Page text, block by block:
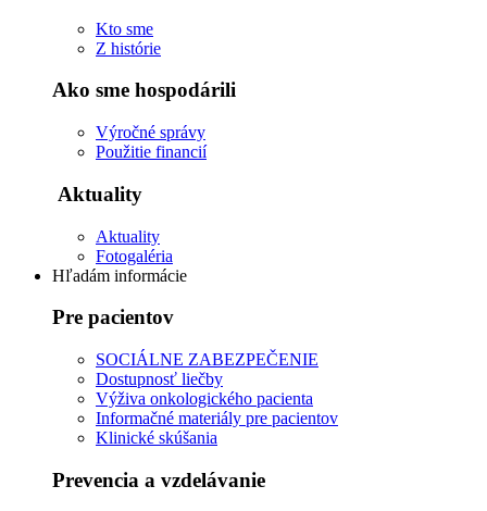
Kto sme
Z histórie
Ako sme hospodárili
Výročné správy
Použitie financií
Aktuality
Aktuality
Fotogaléria
Hľadám informácie
Pre pacientov
SOCIÁLNE ZABEZPEČENIE
Dostupnosť liečby
Výživa onkologického pacienta
Informačné materiály pre pacientov
Klinické skúšania
Prevencia a vzdelávanie